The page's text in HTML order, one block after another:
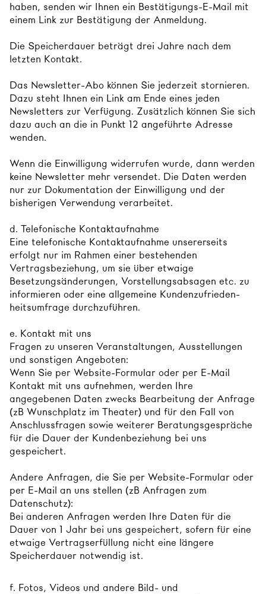
haben, senden wir Ihnen ein Bestätigungs-E-Mail mit
einem Link zur Bestätigung der Anmeldung.
Die Speicherdauer beträgt drei Jahre nach dem
letzten Kontakt.
Das Newsletter-Abo können Sie jederzeit stornieren.
Dazu steht Ihnen ein Link am Ende eines jeden
Newsletters zur Verfügung. Zusätzlich können Sie sich
dazu auch an die in Punkt 12 angeführte Adresse
wenden.
Wenn die Einwilligung widerrufen wurde, dann werden
keine Newsletter mehr versendet. Die Daten werden
nur zur Dokumentation der Einwilligung und der
bisherigen Verwendung verarbeitet.
d. Telefonische Kontaktaufnahme
Eine telefonische Kontaktaufnahme unsererseits
erfolgt nur im Rahmen einer bestehenden
Vertragsbeziehung, um sie über etwaige
Besetzungsänderungen, Vorstellungsabsagen etc. zu
informieren oder eine allgemeine Kundenzufrieden-
heitsumfrage durchzuführen.
e. Kontakt mit uns
Fragen zu unseren Veranstaltungen, Ausstellungen
und sonstigen Angeboten:
Wenn Sie per Website-Formular oder per E-Mail
Kontakt mit uns aufnehmen, werden Ihre
angegebenen Daten zwecks Bearbeitung der Anfrage
(zB Wunschplatz im Theater) und für den Fall von
Anschlussfragen sowie weiterer Beratungsgespräche
für die Dauer der Kundenbeziehung bei uns
gespeichert.
Andere Anfragen, die Sie per Website-Formular oder
per E-Mail an uns stellen (zB Anfragen zum
Datenschutz):
Bei anderen Anfragen werden Ihre Daten für die
Dauer von 1 Jahr bei uns gespeichert, sofern für eine
etwaige Vertragserfüllung nicht eine längere
Speicherdauer notwendig ist.
f. Fotos, Videos und andere Bild- und